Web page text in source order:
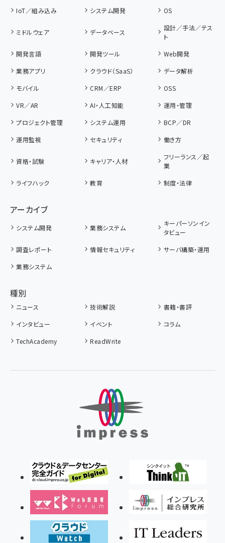
IoT／組み込み システム開発 OS
ミドルウェア データベース
設計／手法／テス
ト
開発言語
開発ツール
Web開発
業務アプリ
クラウド（SaaS）
データ解析
モバイル
CRM／ERP
OSS
VR／AR
AI・人工知能
運用・管理
プロジェクト管理
システム運用
BCP／DR
運用監視
セキュリティ 働き方
資格・試験 キャリア・人材
フリーランス／起
業
ライフハック
教育 制度・法律
アーカイブ
システム開発 業務システム
キーパーソンイン
タビュー
調査レポート
情報セキュリティ
サーバ構築・運用
業務システム
種別
ニュース 技術解説
書籍・書評
インタビュー
イベント
コラム
TechAcademy
ReadWrite